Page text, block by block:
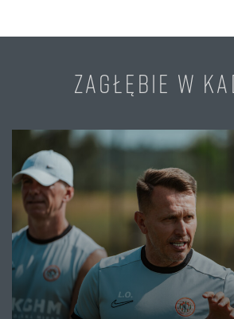
ZAGŁĘBIE W